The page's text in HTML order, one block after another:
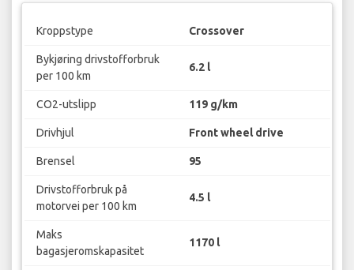
Kroppstype Crossover
Bykjøring drivstofforbruk
per 100 km
6.2 l
CO2-utslipp 119 g/km
Drivhjul Front wheel drive
Brensel 95
Drivstofforbruk på
motorvei per 100 km
4.5 l
Maks
bagasjeromskapasitet
1170 l